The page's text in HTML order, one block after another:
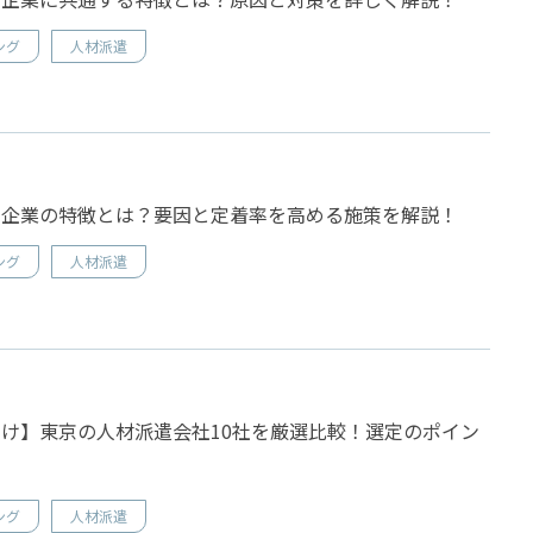
グ 人材派遣
業の特徴とは？要因と定着率を高める施策を解説！
グ 人材派遣
】東京の人材派遣会社10社を厳選比較！選定のポイン
グ 人材派遣